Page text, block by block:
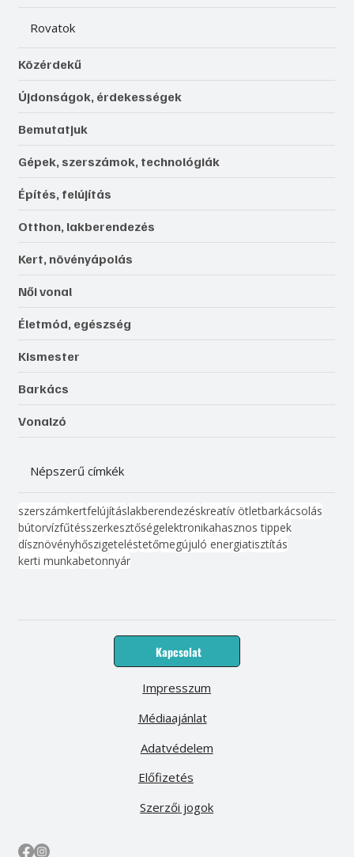
Rovatok
Közérdekű
Újdonságok, érdekességek
Bemutatjuk
Gépek, szerszámok, technológiák
Építés, felújítás
Otthon, lakberendezés
Kert, növényápolás
Női vonal
Életmód, egészség
Kismester
Barkács
Vonalzó
Népszerű címkék
szerszámkertfelújításlakberendezéskreatív ötletbarkácsolás
bútorvízfűtésszerkesztőségelektronikahasznos tippek
dísznövényhőszigeteléstetőmegújuló energiatisztítás
kerti munkabetonnyár
Kapcsolat
Médiaajánlat
Előfizetés
Impresszum
Adatvédelem
Szerzői jogok